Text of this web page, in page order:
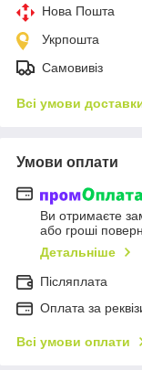
Нова Пошта
Укрпошта
Самовивіз
Всі умови
Умови оплати
Ви отримаєте
або гроші
Детальніше
Післяплата
Оплата за
Всі умови оплати